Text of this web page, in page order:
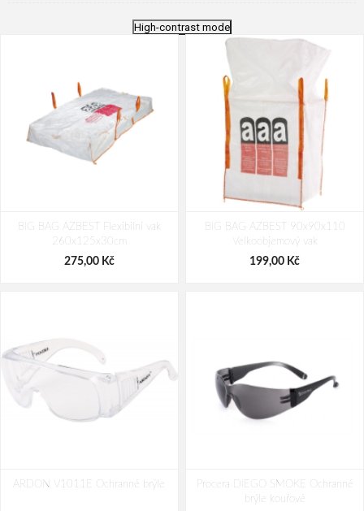
High-contrast mode
BIG BAG AZBEST Flexibilní vak
260x125x30cm
275,00 Kč
BIG BAG AZBEST 90x90x110
Velkoobjemový vak
199,00 Kč
ARDON V1011E Ochranné brýle
Procera DIEGO SMOKE Ochranné
brýle kouřové